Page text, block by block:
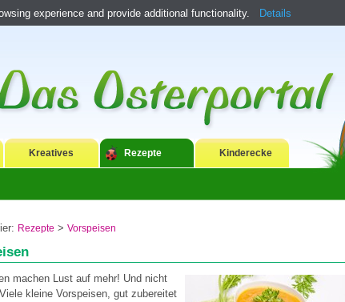
Kreatives Rezepte Kinderecke
Rezepte > Vorspeisen
machen Lust auf mehr! Und nicht
kleine Vorspeisen, gut zubereitet
experience and provide additional functionality. Details